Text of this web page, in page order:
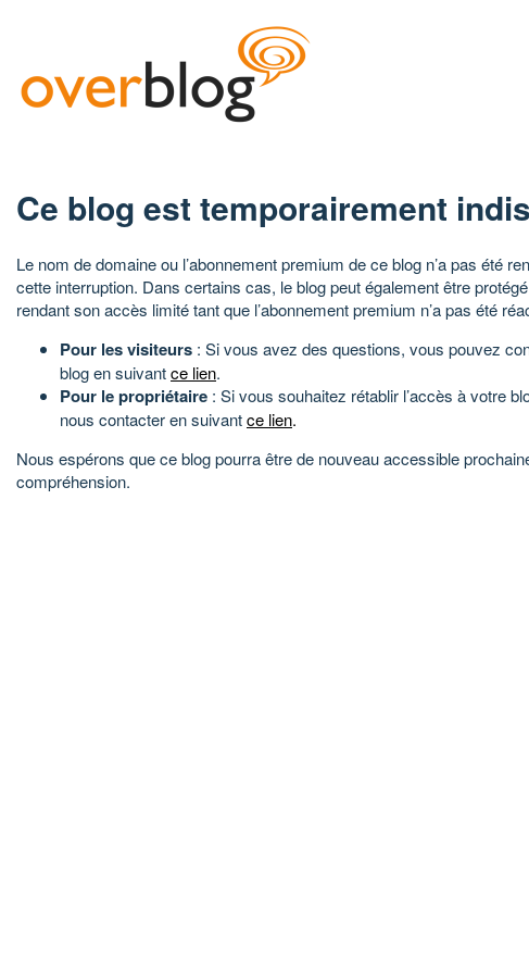
Ce blog est temporairement
Le nom de domaine ou l’abonnement premium de ce blog n’a pas été
cette interruption. Dans certains cas, le blog peut également être
rendant son accès limité tant que l’abonnement premium n’a pas été
Pour les visiteurs : Si vous avez des questions, vous pouvez
blog en suivantce lien.
Pour le propriétaire : Si vous souhaitez rétablir l’accès à votre
nous contacter en suivantce lien.
Nous espérons que ce blog pourra être de nouveau accessible
compréhension.